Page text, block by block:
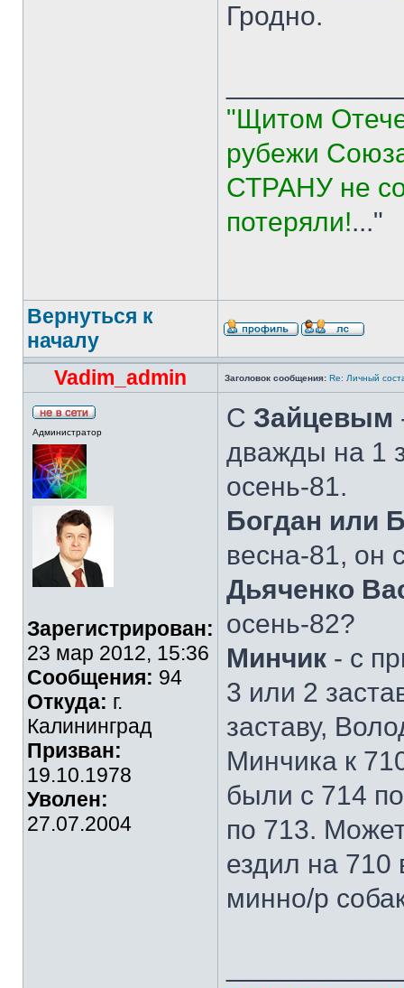
Гродно.
"Щитом
рубежи
СТРАНУ не
потеряли!..."
Вернуться к
началу
Vadim_admin
Заголовок сообщения: Re: Личный
Администратор
Зарегистрирован:
23 мар 2012, 15:36
Сообщения: 94
Откуда: г.
Калининград
Призван:
19.10.1978
Уволен:
27.07.2004
С Зайцевым
дважды на 1
осень-81.
Богдан или
весна-81, он
Дьяченко
осень-82?
Минчик - с
3 или 2
заставу,
Минчика к
были с 714
по 713.
ездил на 710
минно/р